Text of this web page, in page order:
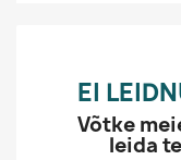
EI
Võtke
leida